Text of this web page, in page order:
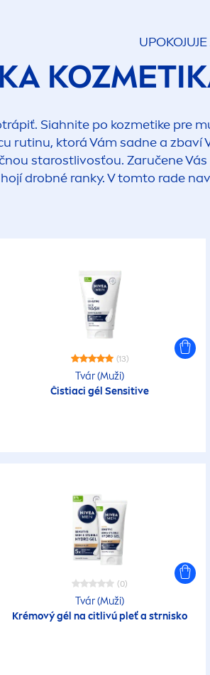
Siahnite po kozmetike pre
rutinu, ktorá Vám sadne a
starostlivosťou. Zaručene
drobné ranky. V tomto rade
(13)
Tvár (Muži)
Čistiaci gélSensitive
(0)
Tvár (Muži)
Krémový gél na citlivú pleť a strnisko